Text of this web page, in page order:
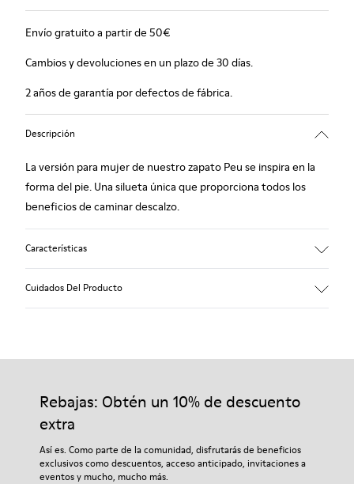
Envío gratuito a partir de 50€
Cambios y devoluciones en un plazo de 30 días.
2 años de garantía por defectos de fábrica.
Descripción
La versión para mujer de nuestro zapato Peu se inspira en la
forma del pie. Una silueta única que proporciona todos los
beneficios de caminar descalzo.
Características
Forro: 52% Piel porcina, 40% Poliéster, 8% Textil.
Cuidados Del Producto
Nuestros zapatos se han fabricado con materiales de primera
garantizará que duren más tiempo.
Si deseas obtener información detallada sobre cómo cuidar de
tu par, visita nuestraGuía para el cuidado del calzado.
Rebajas: Obtén un 10% de descuento
extra
Así es. Como parte de la comunidad, disfrutarás de beneficios
exclusivos como descuentos, acceso anticipado, invitaciones a
eventos y mucho, mucho más.